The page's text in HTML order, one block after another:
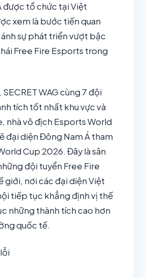
được tổ chức tại Việt
xem là bước tiến quan
sự phát triển vượt bậc
Free Fire Esports trong
SECRET WAG cùng 7 đội
tích tốt nhất khu vực và
nhà vô địch Esports World
đại diện Đông Nam Á tham
Cup 2026. Đây là sân
đội tuyển Free Fire
giới, nơi các đại diện Việt
tiếp tục khẳng định vị thế
những thành tích cao hơn
quốc tế.